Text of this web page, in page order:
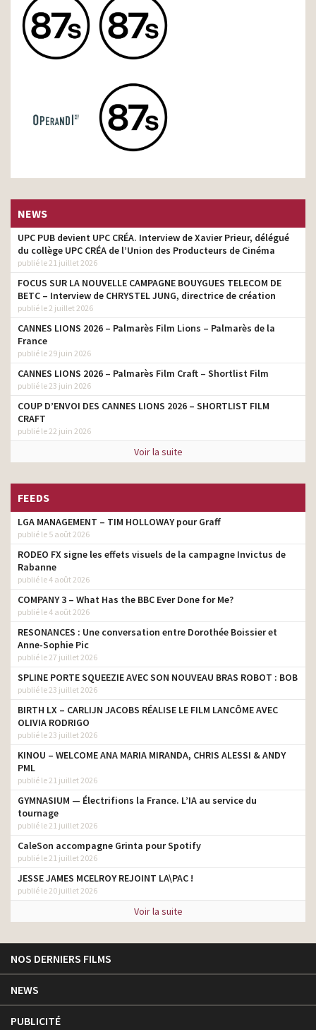
NEWS
UPC PUB devient UPC CRÉA. Interview de Xavier Prieur, délégué
du collège UPC CRÉA de l’Union des Producteurs de Cinéma
publié le 21 juillet 2026
FOCUS SUR LA NOUVELLE CAMPAGNE BOUYGUES TELECOM DE
BETC – Interview de CHRYSTEL JUNG, directrice de création
publié le 2 juillet 2026
CANNES LIONS 2026 – Palmarès Film Lions – Palmarès de la
France
publié le 29 juin 2026
CANNES LIONS 2026 – Palmarès Film Craft – Shortlist Film
publié le 23 juin 2026
COUP D’ENVOI DES CANNES LIONS 2026 – SHORTLIST FILM
CRAFT
publié le 22 juin 2026
Voir la suite
FEEDS
LGA MANAGEMENT – TIM HOLLOWAY pour Graff
publié le 5 août 2026
RODEO FX signe les effets visuels de la campagne Invictus de
Rabanne
publié le 4 août 2026
COMPANY 3 – What Has the BBC Ever Done for Me?
publié le 4 août 2026
RESONANCES : Une conversation entre Dorothée Boissier et
Anne-Sophie Pic
publié le 27 juillet 2026
SPLINE PORTE SQUEEZIE AVEC SON NOUVEAU BRAS ROBOT : BOB
publié le 23 juillet 2026
BIRTH LX – CARLIJN JACOBS RÉALISE LE FILM LANCÔME AVEC
OLIVIA RODRIGO
publié le 23 juillet 2026
KINOU – WELCOME ANA MARIA MIRANDA, CHRIS ALESSI & ANDY
PML
publié le 21 juillet 2026
GYMNASIUM — Électrifions la France. L’IA au service du
tournage
publié le 21 juillet 2026
CaleSon accompagne Grinta pour Spotify
publié le 21 juillet 2026
JESSE JAMES MCELROY REJOINT LA\PAC !
publié le 20 juillet 2026
Voir la suite
NOS DERNIERS FILMS
NEWS
PUBLICITÉ